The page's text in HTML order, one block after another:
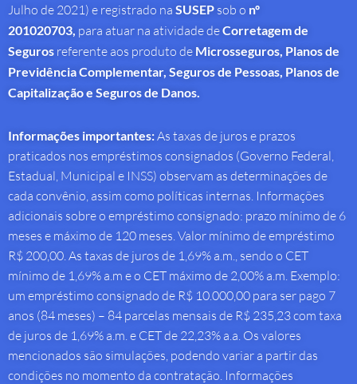
Julho de 2021) e registrado na SUSEP sob o nº
201020703, para atuar na atividade deCorretagem de
Seguros referente aos produto de Microsseguros, Planos de
Previdência Complementar, Seguros de Pessoas, Planos de
Capitalização e Seguros de Danos.
Informações importantes:As taxas de juros e prazos
praticados nos empréstimos consignados (Governo Federal,
Estadual, Municipal e INSS) observam as determinações de
cada convênio, assim como políticas internas. Informações
adicionais sobre o empréstimo consignado: prazo mínimo de 6
meses e máximo de 120 meses. Valor mínimo de empréstimo
R$ 200,00. As taxas de juros de 1,69% a.m., sendo o CET
mínimo de 1,69% a.m e o CET máximo de 2,00% a.m. Exemplo:
um empréstimo consignado de R$ 10.000,00 para ser pago 7
anos (84 meses) – 84 parcelas mensais de R$ 235,23 com taxa
de juros de 1,69% a.m. e CET de 22,23% a.a. Os valores
mencionados são simulações, podendo variar a partir das
condições no momento da contratação. Informações